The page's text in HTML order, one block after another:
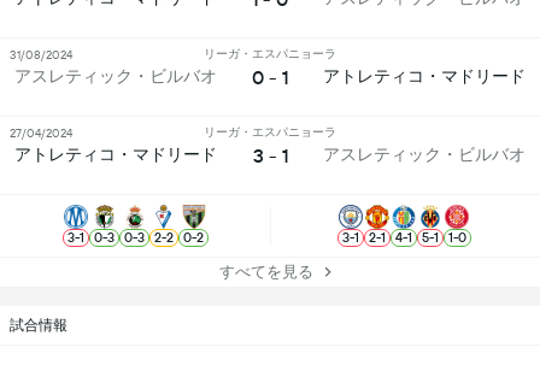
試合情報
アスレティック・ビルバオ
リーガ・エスパニョーラ
0 - 1 アトレティコ・マドリード
31/08/2024
アトレティコ・マドリード
リーガ・エスパニョーラ
3 - 1 アスレティック・ビルバオ
27/04/2024
3-1 0-3 0-3 2-2 0-2 3-1 2-1 4-1 5-1 1-0
すべてを見る